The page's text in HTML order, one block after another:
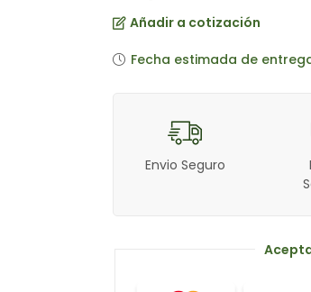
Añadir a cotización
Fecha estimada de
Envio Seguro